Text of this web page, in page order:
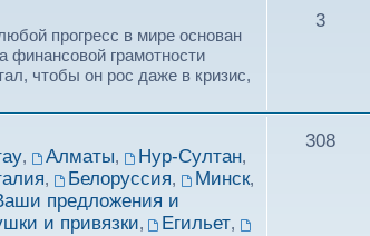
прогресс в мире основан
финансовой грамотности
чтобы он рос даже в кризис,
3
, Алматы, Нур-Султан,
, Белоруссия, Минск,
предложения и
и привязки, Егильет,
308